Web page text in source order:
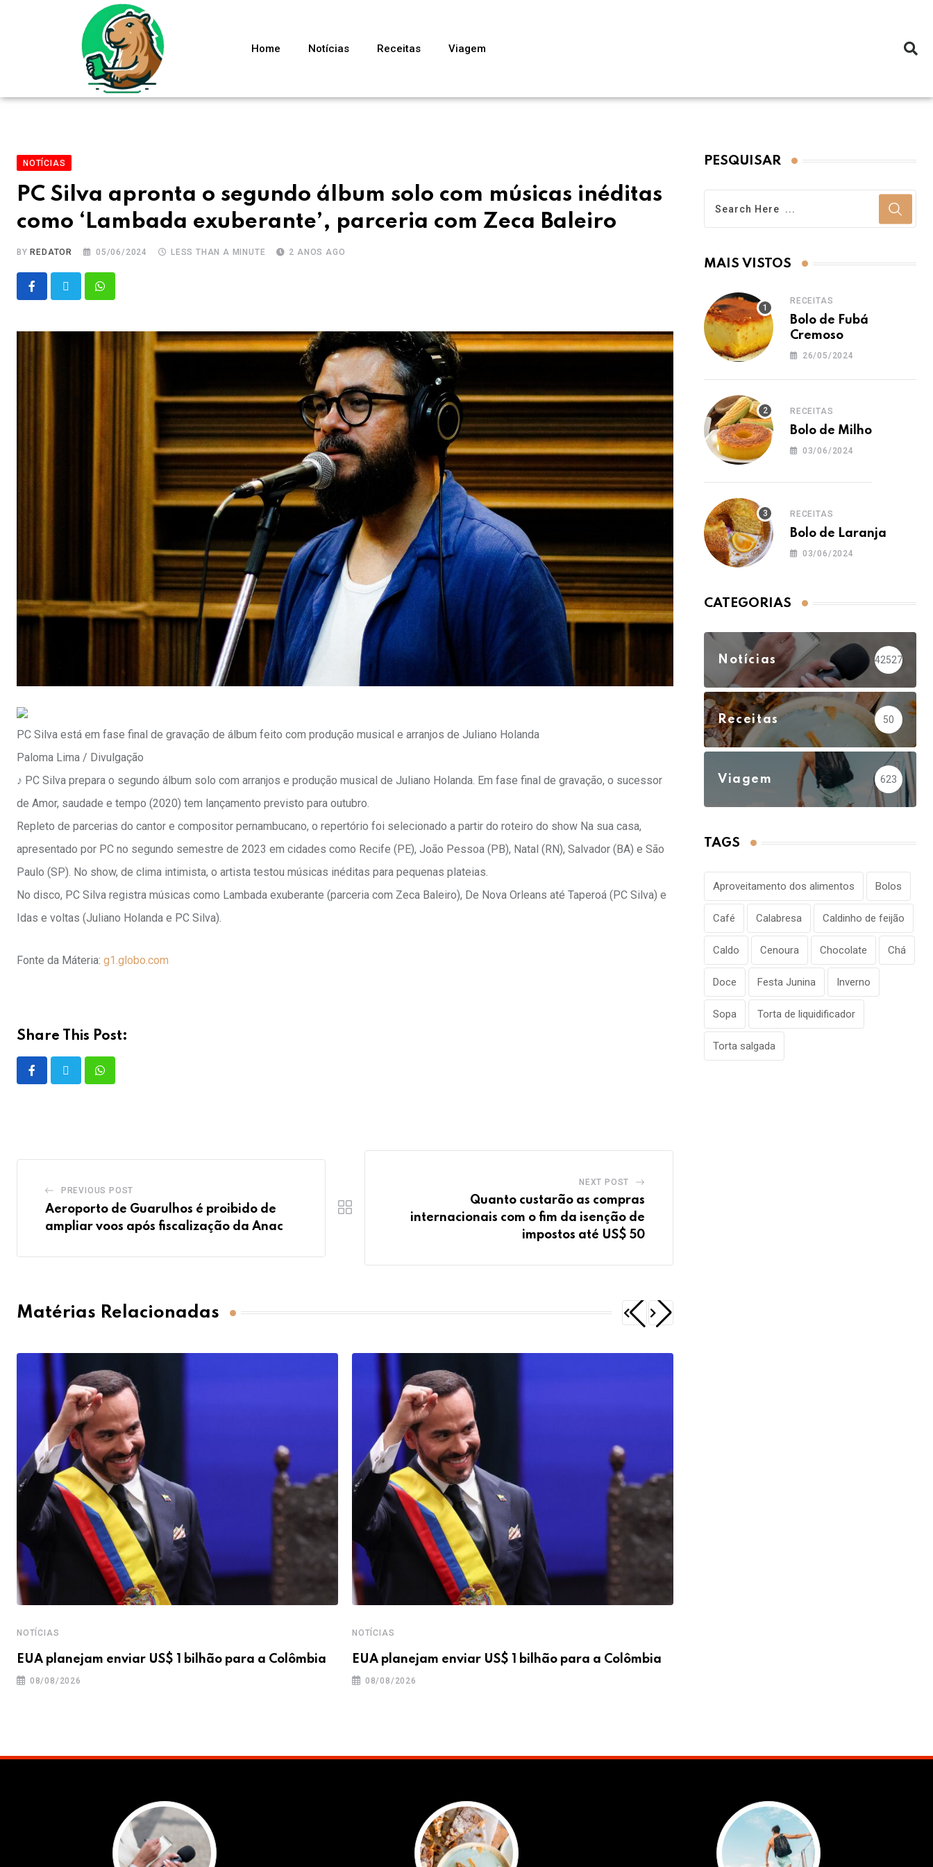
Home Notícias Receitas Viagem
NOTÍCIAS
PC Silva apronta o segundo álbum solo com músicas inéditas
como ‘Lambada exuberante’, parceria com Zeca Baleiro
BY REDATOR 05/06/2024 LESS THAN A MINUTE 2 ANOS AGO
PC Silva está em fase final de gravação de álbum feito com produção musical e arranjos de Juliano Holanda
Paloma Lima / Divulgação
♪ PC Silva prepara o segundo álbum solo com arranjos e produção musical de Juliano Holanda. Em fase final de gravação, o sucessor
de Amor, saudade e tempo (2020) tem lançamento previsto para outubro.
Repleto de parcerias do cantor e compositor pernambucano, o repertório foi selecionado a partir do roteiro do show Na sua casa,
apresentado por PC no segundo semestre de 2023 em cidades como Recife (PE), João Pessoa (PB), Natal (RN), Salvador (BA) e São
Paulo (SP). No show, de clima intimista, o artista testou músicas inéditas para pequenas plateias.
No disco, PC Silva registra músicas como Lambada exuberante (parceria com Zeca Baleiro), De Nova Orleans até Taperoá (PC Silva) e
Idas e voltas (Juliano Holanda e PC Silva).
Fonte da Máteria: g1.globo.com
Share This Post:
PREVIOUS POST
Aeroporto de Guarulhos é proibido de
ampliar voos após fiscalização da Anac
NEXT POST
Quanto custarão as compras
internacionais com o fim da isenção de
impostos até US$ 50
Matérias Relacionadas
NOTÍCIAS
EUA planejam enviar US$ 1 bilhão para a Colômbia
08/08/2026
NOTÍCIAS
EUA planejam enviar US$ 1 bilhão para a Colômbia
08/08/2026
PESQUISAR
MAIS VISTOS
RECEITAS
Bolo de Fubá
Cremoso
26/05/2024
RECEITAS
Bolo de Milho
03/06/2024
RECEITAS
Bolo de Laranja
03/06/2024
CATEGORIAS
Notícias 42527
Receitas 50
Viagem 623
TAGS
Aproveitamento dos alimentos Bolos
Café Calabresa Caldinho de feijão
Caldo Cenoura Chocolate Chá
Doce Festa Junina Inverno
Sopa Torta de liquidificador
Torta salgada